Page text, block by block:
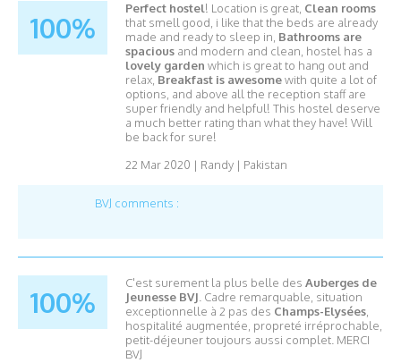
100%
Perfect hostel! Location is great, Clean rooms
that smell good, i like that the beds are already
made and ready to sleep in, Bathrooms are
spacious and modern and clean, hostel has a
lovely garden which is great to hang out and
relax, Breakfast is awesomewith quite a lot of
options, and above all the reception staff are
super friendly and helpful! This hostel deserve
a much better rating than what they have! Will
be back for sure!
22 Mar 2020 | Randy | Pakistan
BVJ comments :
100%
C'est surement la plus belle des Auberges de
Jeunesse BVJ. Cadre remarquable, situation
exceptionnelle à 2 pas des Champs-Elysées,
hospitalité augmentée, propreté irréprochable,
petit-déjeuner toujours aussi complet. MERCI
BVJ